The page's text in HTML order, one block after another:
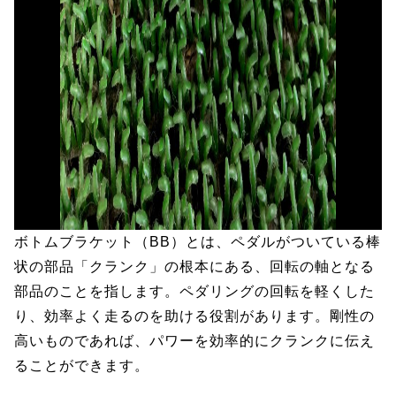
ボトムブラケット（BB）とは、ペダルがついている棒
状の部品「クランク」の根本にある、回転の軸となる
部品のことを指します。ペダリングの回転を軽くした
り、効率よく走るのを助ける役割があります。剛性の
高いものであれば、パワーを効率的にクランクに伝え
ることができます。